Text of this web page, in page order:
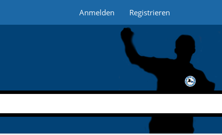
Anmelden Registrieren